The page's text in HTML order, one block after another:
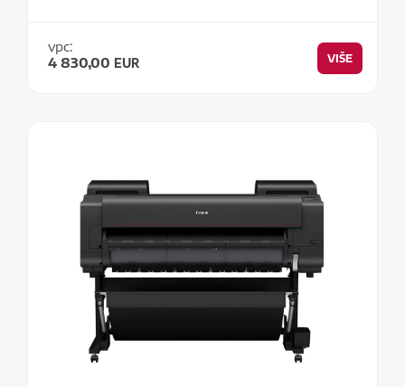
vpc:
4 830,00 EUR VIŠE